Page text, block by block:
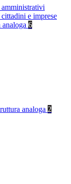
e imprese
6
analoga 2